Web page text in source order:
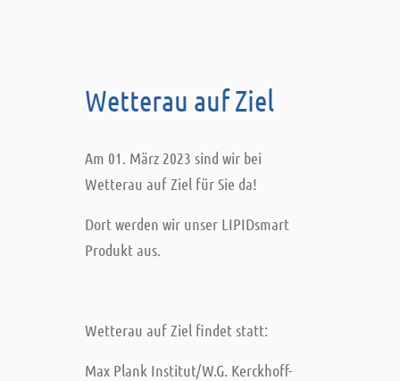
Wetterau auf Ziel
Am 01. März 2023 sind wir bei
Wetterau auf Ziel für Sie da!
Dort werden wir unser LIPIDsmart
Produkt aus.
Wetterau auf Ziel findet statt:
Max Plank Institut/W.G. Kerckhoff-